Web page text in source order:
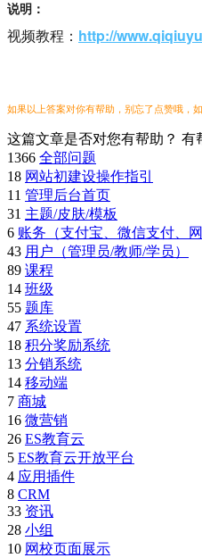
说明：
视频教程： http://
如果以上答案对你有帮助，别忘了点赞哦，
这篇文章是否对您有帮助？ 有
1366 全部问题
18 网站初建设操作指引
11 管理后台首页
31 主题/皮肤/模板
6 账务（支付宝、微信支付、网
43 用户（管理员/教师/学员）
89 课程
14 班级
55 题库
47 系统设置
18 积分奖励系统
13 分销系统
14 移动端
7 商城
16 微营销
26 ES教育云
5 ES教育云开放平台
4 应用插件
8 CRM
33 资讯
28 小组
10 网校页面展示